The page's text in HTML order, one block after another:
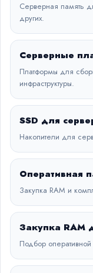
Серверная память
других.
Серверные
Платформы для
инфраструктуры.
SSD для
Накопители для
Оперативная
Закупка RAM и
Закупка RAM
Подбор